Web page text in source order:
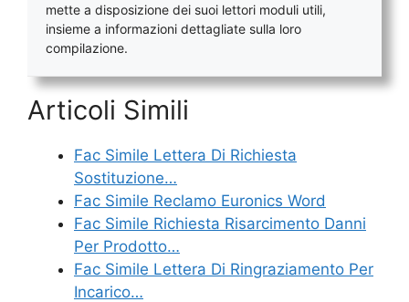
mette a disposizione dei suoi lettori moduli utili,
insieme a informazioni dettagliate sulla loro
compilazione.
Articoli Simili
Fac Simile Lettera Di Richiesta
Sostituzione…
Fac Simile Reclamo Euronics Word
Fac Simile Richiesta Risarcimento Danni
Per Prodotto…
Fac Simile Lettera Di Ringraziamento Per
Incarico…